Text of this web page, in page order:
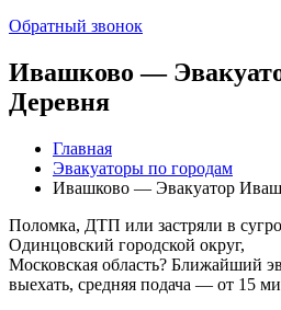
Обратный звонок
Ивашково —
Деревня
Главная
Эвакуаторы по городам
Ивашково — Эвакуатор
Поломка, ДТП или застряли в
Одинцовский городской округ,
Московская область? Ближайший
выехать, средняя подача — от 15